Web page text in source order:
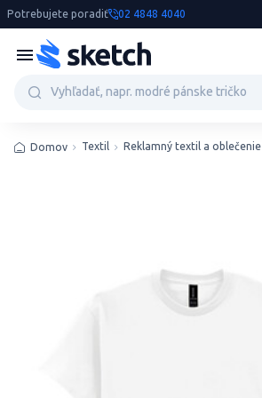
Potrebujete poradiť 02 4848 4040
Domov Textil Reklamný textil a oblečenie